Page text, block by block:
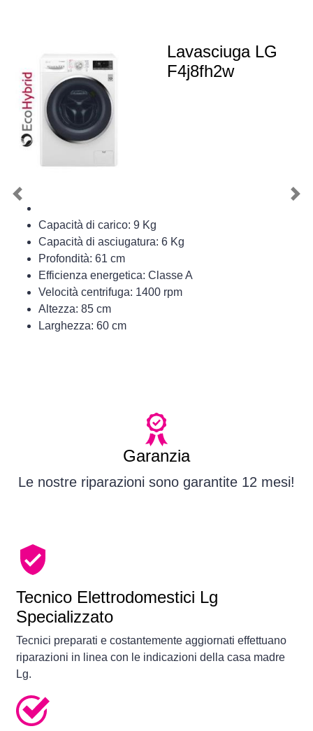
Lavasciuga LG
F4j8fh2w
Capacità di carico: 9 Kg
Capacità di asciugatura: 6 Kg
Profondità: 61 cm
Efficienza energetica: Classe A
Velocità centrifuga: 1400 rpm
Altezza: 85 cm
Larghezza: 60 cm
Previous
Garanzia
Le nostre riparazioni sono garantite 12 mesi!
Tecnico Elettrodomestici Lg
Specializzato
Tecnici preparati e costantemente aggiornati effettuano
riparazioni in linea con le indicazioni della casa madre
Lg.